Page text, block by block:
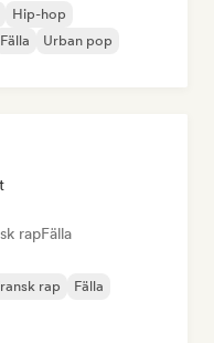
Hip-hop
Fälla
Urban pop
rapFälla
rap Fälla